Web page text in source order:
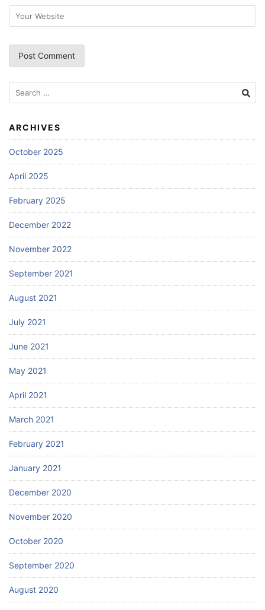
Search
for:
ARCHIVES
October 2025
April 2025
February 2025
December 2022
November 2022
September 2021
August 2021
July 2021
June 2021
May 2021
April 2021
March 2021
February 2021
January 2021
December 2020
November 2020
October 2020
September 2020
August 2020